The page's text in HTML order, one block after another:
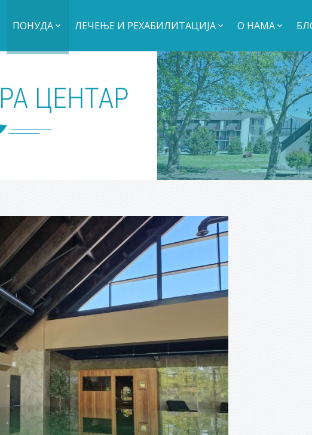
ПОНУДА ЛЕЧЕЊЕ И РЕХАБИЛИТАЦИЈА O НАМА
ЦЕНТАР